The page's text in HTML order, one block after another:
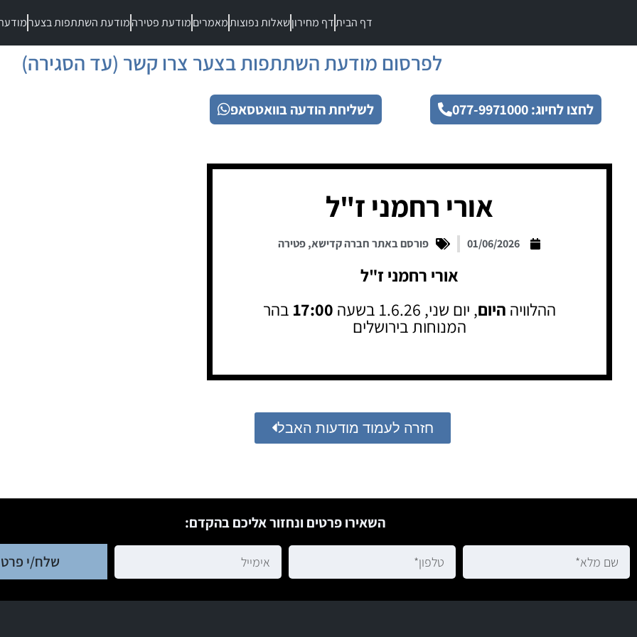
דף הביתדף מחירוןשאלות נפוצותמאמריםמודעת פטירהמודעת השתתפות בצער
לפרסום מודעת השתתפות בצער צרו קשר (עד הסגירה)
לחצו לחיוג: 077-9971000 לשליחת הודעה בוואטסאפ
אורי רחמני ז"ל
01/06/2026 פורסם באתר חברה קדישא,פטירה
אורי רחמני ז"ל
ההלוויה היום, יום שני, 1.6.26 בשעה 17:00 בהר
המנוחות בירושלים
חזרה לעמוד מודעות האבל
השאירו פרטים ונחזור אליכם בהקדם:
שלח/י